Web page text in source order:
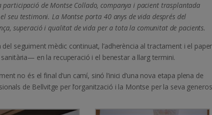
de Montse Collado, companya i pacient trasplantada
seu testimoni. La Montse porta 40 anys de vida després del
superació i qualitat de vida per a tota la comunitat de pacients.
seguiment mèdic continuat, l’adherència al tractament i el paper
en la recuperació i el benestar a llarg termini.
no és el final d’un camí, sinó l’inici d’una nova etapa plena de
de Bellvitge per l’organització i la Montse per la seva